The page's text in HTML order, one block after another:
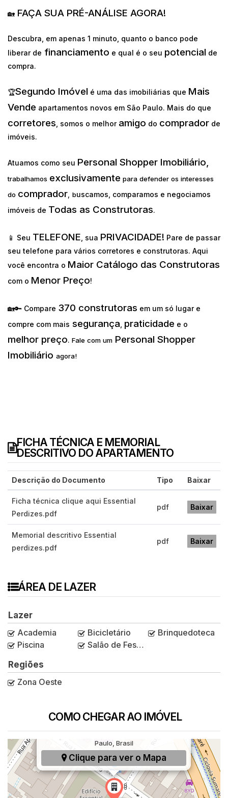
🏡 FAÇA SUA PRÉ-ANÁLISE AGORA!
Descubra, em apenas 1 minuto, quanto o banco pode
liberar de financiamento e qual é o seu potencial de
compra.
🏆Segundo Imóvel é uma das imobiliárias que Mais
Vende apartamentos novos em São Paulo. Mais do que
corretores , somos o melhor amigo do comprador de
imóveis.
Atuamos como seu Personal Shopper Imobiliário,
trabalhamos exclusivamente para defender os interesses
do comprador, buscamos, comparamos e negociamos
imóveis de Todas as Construtoras.
📱 Seu TELEFONE , sua PRIVACIDADE! Pare de passar
seu telefone para vários corretores e construtoras. Aqui
você encontra o Maior Catálogo das Construtoras
com o Menor Preço!
🏡🔑 Compare 370 construtoras em um só lugar e
compre com mais segurança praticidade e o
melhor preço. Fale com um Personal Shopper
Imobiliário agora!
FICHA TÉCNICA E MEMORIAL
DESCRITIVO DO APARTAMENTO
Descrição do Documento Tipo Baixar
Ficha técnica clique aqui Essential
Perdizes.pdf
pdf Baixar
Memorial descritivo Essential
perdizes.pdf
pdf Baixar
ÁREA DE LAZER
Lazer
Academia
Bicicletário
Brinquedoteca
Piscina
Salão de Festas
Regiões
Zona Oeste
COMO CHEGAR AO IMÓVEL
Rua Iperoig, 138, Perdizes, São Paulo, São
Paulo, Brasil
Clique para ver o Mapa